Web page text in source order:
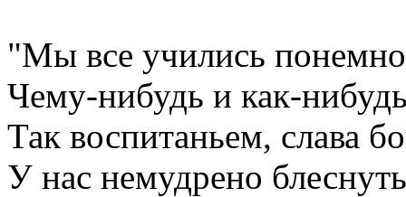
"Мы все учились
Чему-нибудь и как-
Так воспитаньем, слава
У нас немудрено